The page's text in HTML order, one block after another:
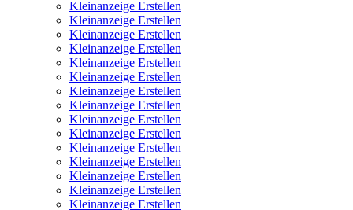
Kleinanzeige Erstellen
Kleinanzeige Erstellen
Kleinanzeige Erstellen
Kleinanzeige Erstellen
Kleinanzeige Erstellen
Kleinanzeige Erstellen
Kleinanzeige Erstellen
Kleinanzeige Erstellen
Kleinanzeige Erstellen
Kleinanzeige Erstellen
Kleinanzeige Erstellen
Kleinanzeige Erstellen
Kleinanzeige Erstellen
Kleinanzeige Erstellen
Kleinanzeige Erstellen